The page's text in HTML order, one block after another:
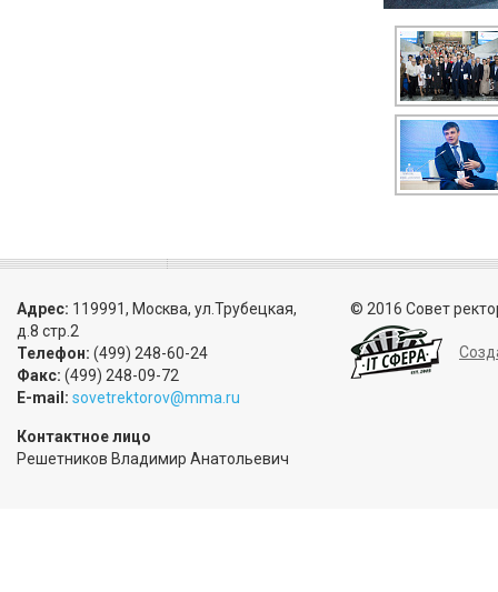
Адрес: 119991, Москва, ул.Трубецкая,
д.8 стр.2
Телефон: (499) 248-60-24
Факс: (499) 248-09-72
E-mail: sovetrektorov@mma.ru
Контактное лицо
Решетников Владимир Анатольевич
© 2016 Совет